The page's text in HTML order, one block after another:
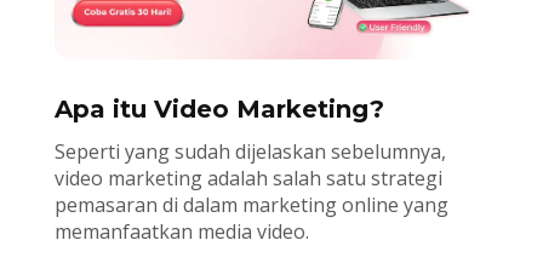
Apa itu Video Marketing?
Seperti yang sudah dijelaskan sebelumnya,
video marketing adalah salah satu strategi
pemasaran di dalam marketing online yang
memanfaatkan media video.